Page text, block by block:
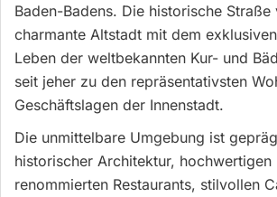
Baden-Badens. Die historische
charmante Altstadt mit dem
Leben der weltbekannten Kur- und
seit jeher zu den repräsentativsten
Geschäftslagen der Innenstadt.
Die unmittelbare Umgebung ist
historischer Architektur, hochwertigen
renommierten Restaurants, stilvollen